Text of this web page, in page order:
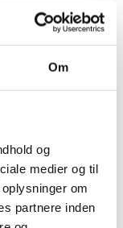
Om
og
medier og til
om
partnere inden
mange sager
der er tabt på
mistanke, og
der